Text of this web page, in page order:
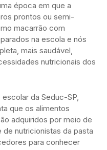
época em que a
prontos ou semi-
macarrão com
na escola e nós
mais saudável,
nutricionais dos
da Seduc-SP,
que os alimentos
adquiridos por meio de
nutricionistas da pasta
para conhecer